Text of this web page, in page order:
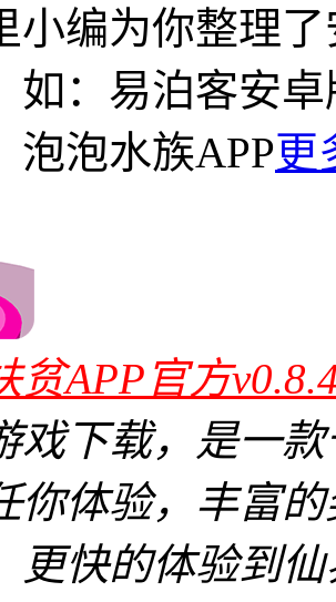
小编为你整理
如：易泊客安
泡泡水族APP更
贫APP官方
戏下载，是一
你体验，丰富
更快的体验到